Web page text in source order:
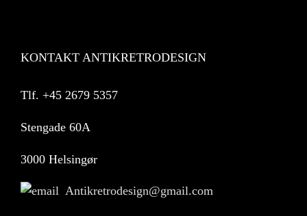
KONTAKT ANTIKRETRODESIGN
Tlf. +45 2679 5357
Stengade 60A
3000 Helsingør
Antikretrodesign@gmail.com